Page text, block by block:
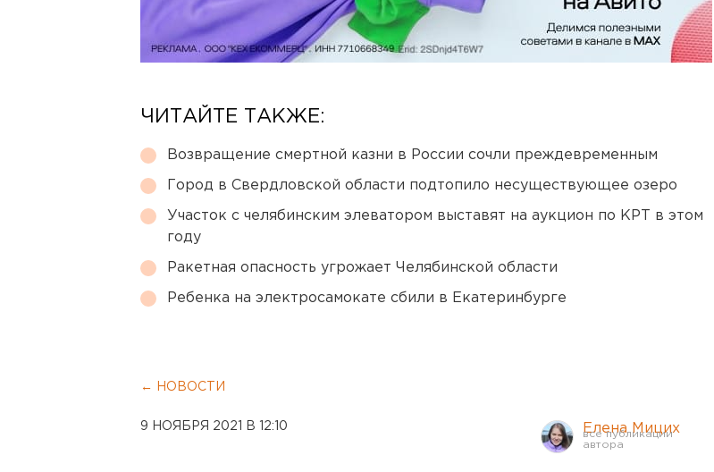
ЧИТАЙТЕ ТАКЖЕ:
Возвращение смертной казни в России сочли преждевременным
Город в Свердловской области подтопило несуществующее озеро
Участок с челябинским элеватором выставят на аукцион по КРТ в этом
году
Ракетная опасность угрожает Челябинской области
Ребенка на электросамокате сбили в Екатеринбурге
← НОВОСТИ
9 НОЯБРЯ 2021 В 12:10 Елена Мицих